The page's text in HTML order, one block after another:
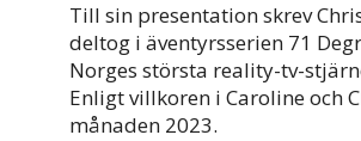
Till sin presentation skrev
deltog i äventyrsserien 71
Norges största reality-tv-
Enligt villkoren i Caroline och
månaden 2023.